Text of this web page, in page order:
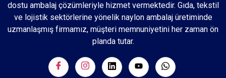
dostu ambalaj çözümleriyle hizmet vermektedir. Gıda, tekstil
ve lojistik sektörlerine yönelik naylon ambalaj üretiminde
uzmanlaşmış firmamız, müşteri memnuniyetini her zaman ön
planda tutar.